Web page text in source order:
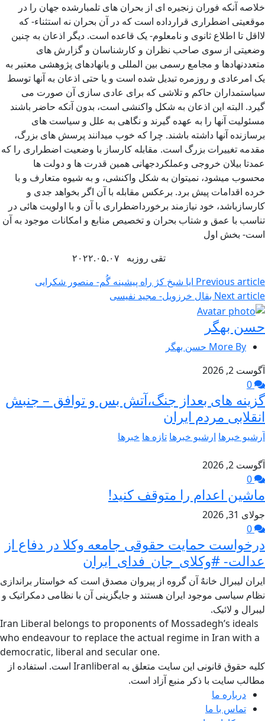
خلاصه آنکه فوران زنجیره ای از بحران های تلمبارشده جهان را در
موقعیتی اضطراری قرارداده است که در آن بحران نه استثناء- که
لااقل تا اطلاع ثانوی و نامعلوم- یک قاعده است. دیگر اذعان به چنین
وضعیتی از سوی صاحب نظران و کارشناسان و گزارش های
متعددنهادها و مجامع رسمی بین المللی و یانهادهای پژوهشی معتبر به
یک امرعادی و روزمره تبدیل شده است و یا حتی اذعان به آنها توسط
سیاستمداران حاکم و تلاشی که برای عادی سازی آن صورت می
گیرد. البته این اذعان به شکل واکنشی است، بدون آنکه حاضر باشند
مسئولیت آنها را به عهده گیرند و نگاهی به علل و سیاست های
برسازنده آنها داشته باشند. چرا که خوب میدانند پرسش های بزرگ،
مقدمه تغییرات بزرگ است. مقابله کارساز با وضعیت اضطراری را که
عمدتا بیلان خروجی وعملکردجهانی همین قدرت ها و دولت ها
محسوب میشود، نمیتوان به شکل واکنشی، و به شیوه متعارف و با
خرده اقدامات پیش برد. برعکس مقابله با آن اگر بخواهد جدی و
کارسازباشد، خود نیازمند برخورداضطراری با آن و با اولویت هائی در
تناسب با عمق و شتاب بحران و تخصیص منابع و امکانات موجود به آن
است- بخش اول
تقی روزبه ۲۰۲۲.۰۵.۰۷
Previous article ایا شیخ کژ راه پیشینه گُم- منصور شکرایی
Next article بقال خرزویل- مجید نفیسی
حسن بهگر
More By حسن بهگر
آگوست 2, 2026
گزینه های بعداز جنگ،آتش بس و توافق – جنبش
انقلابی مردم ایران
آرشیو خبرها ارشیو خبرها تازه ها خبرها
آگوست 2, 2026
ماشین اعدام را متوقف کنید!
جولای 31, 2026
درخواست حمایت حقوقی جامعه وکلا در دفاع از
عدالت- #وکلای_جان_فدای_ایران
ایران لیبرال خانهٌ آن گروه از پیروان مصدق است که خواستار براندازی
نظام سیاسی موجود ایران هستند و جایگزینی آن با نظامی دمکراتیک و
لیبرال و لائیک.
Iran Liberal belongs to proponents of Mossadegh’s ideals
who endeavour to replace the actual regime in Iran with a
democratic, liberal and secular one.
کلیه حقوق قانونی این سایت متعلق به Iranliberal است. استفاده از
مطالب سایت با ذکر منبع آزاد است.
درباره ما
تماس با ما